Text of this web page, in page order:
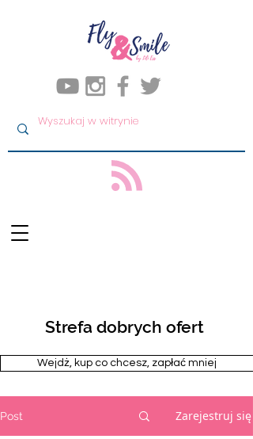
Strefa dobrych ofert
Wejdż, kup co chcesz, zapłać mniej
Post Zarejestruj się